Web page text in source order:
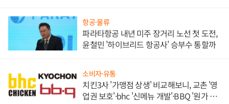
항공·물류
파라타항공 내년 미주 장거리 노선 첫 도전,
윤철민 '하이브리드 항공사' 승부수 통할까
소비자·유통
치킨3사 '가맹점 상생' 비교해보니, 교촌 '영
업권 보호'·bhc '신메뉴 개발'·BBQ '원가 부